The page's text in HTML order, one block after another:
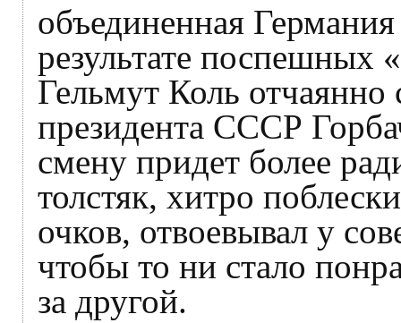
объединенная
результате
Гельмут Коль отчаянно
президента СССР
смену придет более
толстяк, хитро
очков, отвоевывал у
чтобы то ни стало
за другой.